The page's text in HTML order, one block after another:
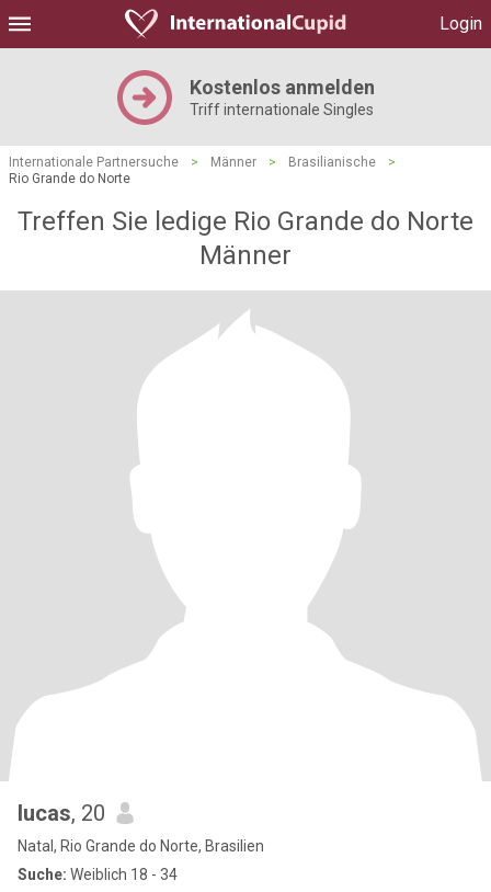
Login
Kostenlos anmelden
Triff internationale Singles
Internationale Partnersuche > Männer > Brasilianische
>
Rio Grande do Norte
Treffen Sie ledige Rio Grande do Norte
Männer
lucas, 20
Natal, Rio Grande do Norte, Brasilien
Suche: Weiblich 18 - 34